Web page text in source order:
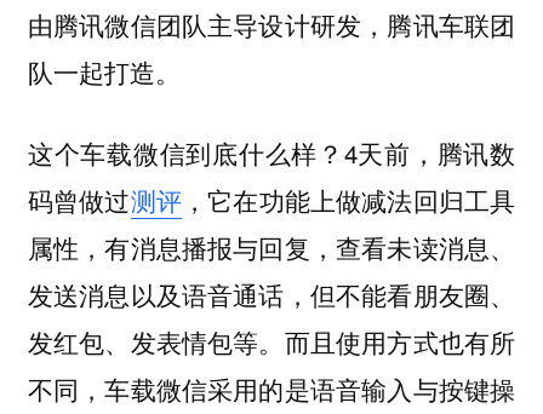
由腾讯微信团队主导设计研发，腾讯车联团
队一起打造。
这个车载微信到底什么样？4天前，腾讯数
码曾做过测评 ，它在功能上做减法回归工具
属性，有消息播报与回复，查看未读消息、
发送消息以及语音通话，但不能看朋友圈、
发红包、发表情包等。而且使用方式也有所
不同，车载微信采用的是语音输入与按键操